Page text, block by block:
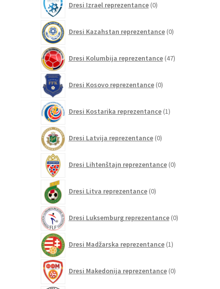
Dresi Izrael reprezentance 0izdelkov
Dresi Kazahstan reprezentance 0izdelkov
Dresi Kolumbija reprezentance 47izdelkov
Dresi Kosovo reprezentance 0izdelkov
Dresi Kostarika reprezentance 1izdelek
Dresi Latvija reprezentance 0izdelkov
Dresi Lihtenštajn reprezentance 0izdelkov
Dresi Litva reprezentance 0izdelkov
Dresi Luksemburg reprezentance 0izdelkov
Dresi Madžarska reprezentance 1izdelek
Dresi Makedonija reprezentance 0izdelkov